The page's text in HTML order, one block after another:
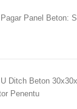
Pagar Panel Beton:
Ditch Beton
Penentu